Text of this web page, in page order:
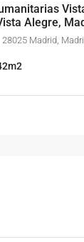
Alegre,
Madrid,
m2